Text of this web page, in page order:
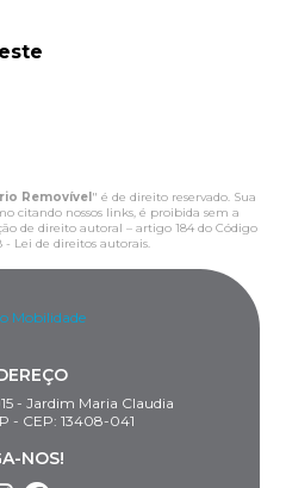
Removível" é de direito reservado. Sua
citando nossos links, é proibida sem a
de direito autoral – artigo 184 do Código
- Lei de direitos autorais.
- Jardim Maria Claudia
- CEP: 13408-041
NOS!